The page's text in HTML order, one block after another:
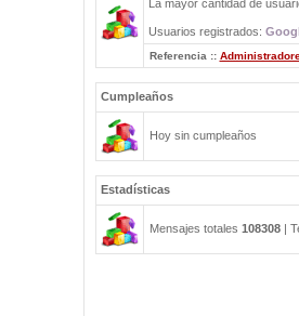
La mayor cantidad de
Usuarios registrados:
Referencia ::
Cumpleaños
Hoy sin cumpleaños
Estadísticas
Mensajes totales 108308|